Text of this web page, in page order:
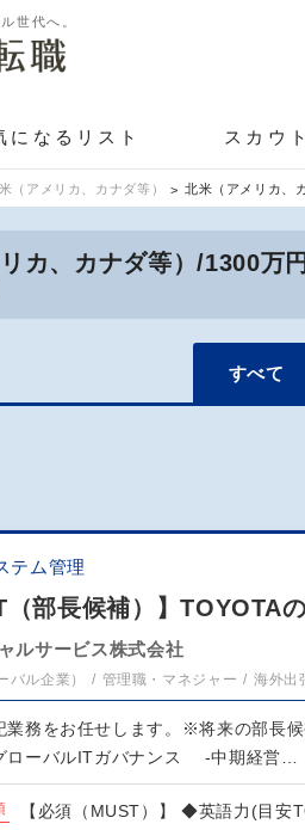
世代へ。
になるリスト スカウト
（アメリカ、カナダ等） 北米（アメリカ、
カ、カナダ等）/1300万
すべて
テム管理
（部長候補）】TOYOTA
ルサービス株式会社
バル企業） 管理職・マネジャー 海外出
業務をお任せします。※将来の部長
ローバルITガバナンス ‐中期経営…
【必須（MUST）】 ◆英語力(目